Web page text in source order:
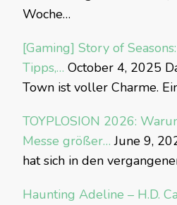
Woche…
[Gaming] Story of
Tipps,… October 4, 2025
Town ist voller Charme.
TOYPLOSION 2026:
Messe größer… June 9,
hat sich in den
Haunting Adeline – H.D.